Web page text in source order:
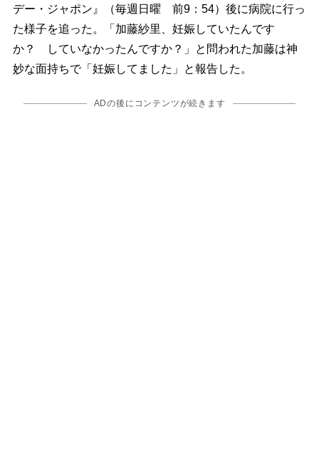
デー・ジャポン』（毎週日曜 前9：54）後に病院に行っ
た様子を追った。「加藤紗里、妊娠していたんです
か？ していなかったんですか？」と問われた加藤は神
妙な面持ちで「妊娠してました」と報告した。
ADの後にコンテンツが続きます